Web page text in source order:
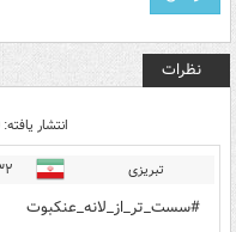
نظرات
انتشار یافته: 40
تبریزی
#سست_تر_از_لانه_عنکبوت